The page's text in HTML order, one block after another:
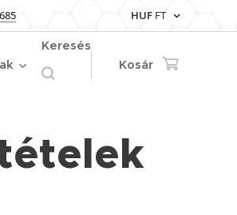
HUF FT
Keresés
Kosár